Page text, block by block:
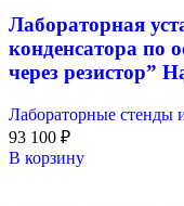
Лабораторная
конденсатора по
через резистор”
Лабораторные стенды
93 100 ₽
В корзину